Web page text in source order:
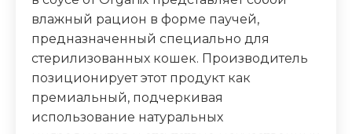
0.13 мг
Дополнительные ингредиенты
омега-3 и омега-6 жирные кислоты,
таурин, L-карнитин, пребиотики
влажный рацион в форме паучей,
предназначенный специально для
стерилизованных кошек. Производитель
позиционирует этот продукт как
премиальный, подчеркивая
использование натуральных